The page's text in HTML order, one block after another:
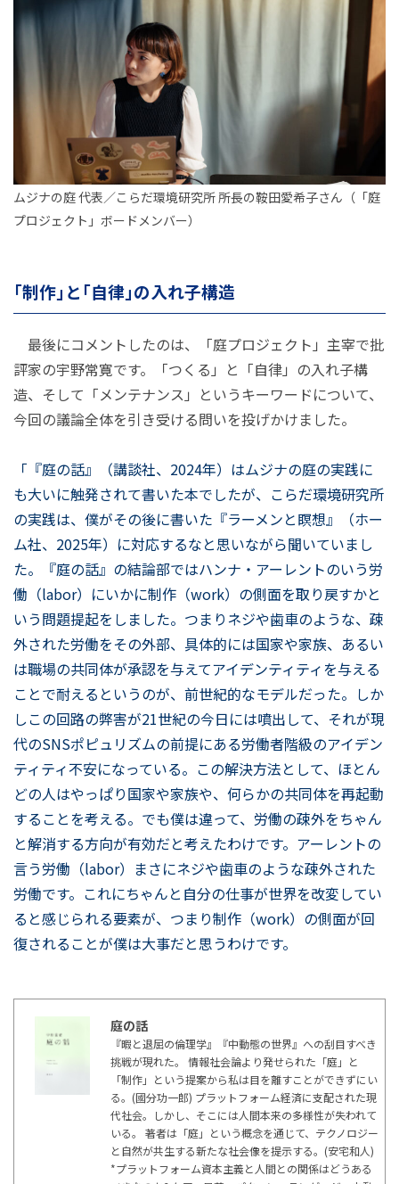
ムジナの庭 代表／こらだ環境研究所 所長の鞍田愛希子さん（「庭
プロジェクト」ボードメンバー）
「制作」と「自律」の入れ子構造
最後にコメントしたのは、「庭プロジェクト」主宰で批
評家の宇野常寛です。「つくる」と「自律」の入れ子構
造、そして「メンテナンス」というキーワードについて、
今回の議論全体を引き受ける問いを投げかけました。
「『庭の話』（講談社、2024年）はムジナの庭の実践に
も大いに触発されて書いた本でしたが、こらだ環境研究所
の実践は、僕がその後に書いた『ラーメンと瞑想』（ホー
ム社、2025年）に対応するなと思いながら聞いていまし
た。『庭の話』の結論部ではハンナ・アーレントのいう労
働（labor）にいかに制作（work）の側面を取り戻すかと
いう問題提起をしました。つまりネジや歯車のような、疎
外された労働をその外部、具体的には国家や家族、あるい
は職場の共同体が承認を与えてアイデンティティを与える
ことで耐えるというのが、前世紀的なモデルだった。しか
しこの回路の弊害が21世紀の今日には噴出して、それが現
代のSNSポピュリズムの前提にある労働者階級のアイデン
ティティ不安になっている。この解決方法として、ほとん
どの人はやっぱり国家や家族や、何らかの共同体を再起動
することを考える。でも僕は違って、労働の疎外をちゃん
と解消する方向が有効だと考えたわけです。アーレントの
言う労働（labor）まさにネジや歯車のような疎外された
労働です。これにちゃんと自分の仕事が世界を改変してい
ると感じられる要素が、つまり制作（work）の側面が回
復されることが僕は大事だと思うわけです。
庭の話
『暇と退屈の倫理学』『中動態の世界』への刮目すべき
挑戦が現れた。 情報社会論より発せられた「庭」と
「制作」という提案から私は目を離すことができずにい
る。(國分功一郎) プラットフォーム経済に支配された現
代社会。しかし、そこには人間本来の多様性が失われて
いる。 著者は「庭」という概念を通じて、テクノロジー
と自然が共生する新たな社会像を提示する。(安宅和人)
*プラットフォーム資本主義と人間との関係はどうある